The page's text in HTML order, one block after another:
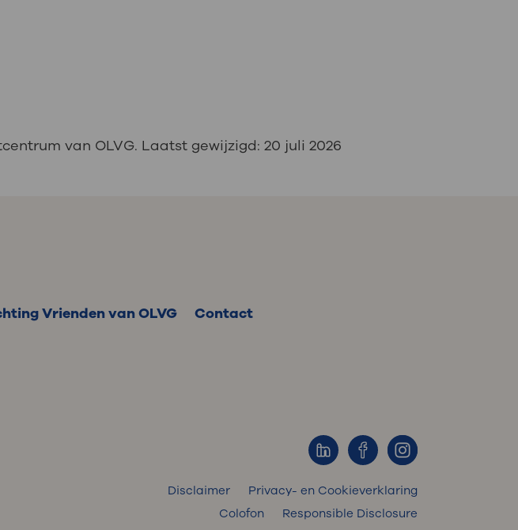
van OLVG. Laatst gewijzigd:20 juli 2026
Vrienden van OLVG Contact
Disclaimer
Privacy- en Cookieverklaring
Colofon
Responsible Disclosure